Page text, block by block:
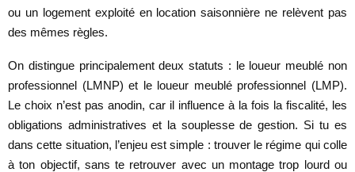
ou un logement exploité en location saisonnière ne relèvent pas
des mêmes règles.
On distingue principalement deux statuts : le loueur meublé non
professionnel (LMNP) et le loueur meublé professionnel (LMP).
Le choix n’est pas anodin, car il influence à la fois la fiscalité, les
obligations administratives et la souplesse de gestion. Si tu es
dans cette situation, l’enjeu est simple : trouver le régime qui colle
à ton objectif, sans te retrouver avec un montage trop lourd ou